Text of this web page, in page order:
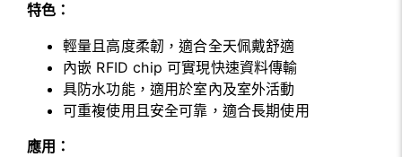
特色：
輕量且高度柔韌，適合全天佩戴舒適
內嵌 RFID chip 可實現快速資料傳輸
具防水功能，適用於室內及室外活動
可重複使用且安全可靠，適合長期使用
應用：